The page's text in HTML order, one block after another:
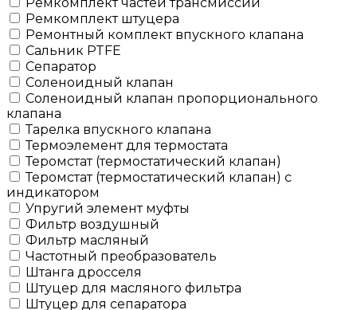
Ремкомплект штуцера
Ремонтный комплект впускного клапана
Сальник PTFE
Сепаратор
Соленоидный клапан
Соленоидный клапан пропорционального
клапана
Тарелка впускного клапана
Термоэлемент для термостата
Теромстат (термостатический клапан)
Теромстат (термостатический клапан) с
индикатором
Упругий элемент муфты
Фильтр воздушный
Фильтр масляный
Частотный преобразователь
Штанга дросселя
Штуцер для масляного фильтра
Штуцер для сепаратора